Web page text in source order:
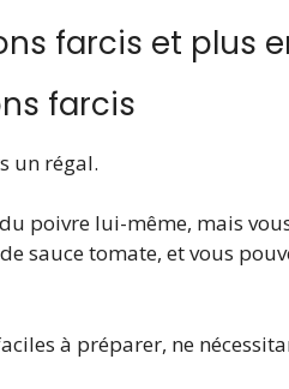
farcis et plus
farcis
un régal.
poivre lui-même, mais
sauce tomate, et vous
à préparer, ne